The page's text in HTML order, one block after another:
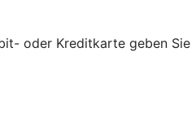
oder Kreditkarte geben Sie